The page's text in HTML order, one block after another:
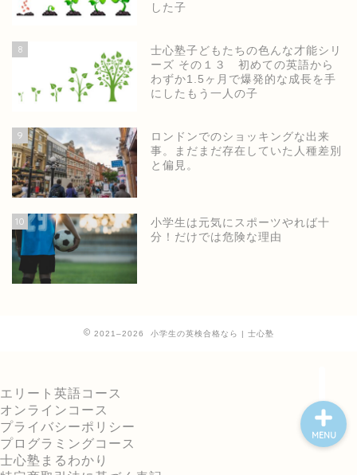
した子
8
士心塾子どもたちの色んな才能シリ
ーズ その１３ 初めての英語から
わずか1.5ヶ月で爆発的な成長を手
にしたもう一人の子
9
ロンドンでのショッキングな出来
事。まだまだ存在していた人種差別
と偏見。
10
小学生は元気にスポーツやれば十
分！だけでは危険な理由
2021–2026 小学生の英検合格なら | 士心塾
エリート英語コース
オンラインコース
プライバシーポリシー
プログラミングコース
士心塾まるわかり
MENU